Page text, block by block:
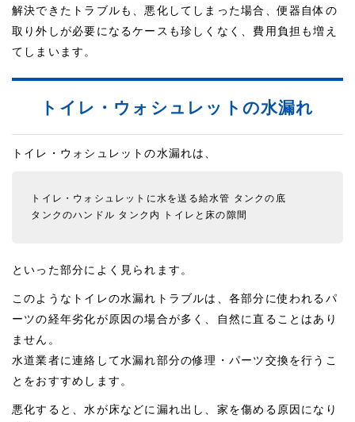
解決できたトラブルも、悪化してしまった場合、便器自体の
取り外しが必要になるケースも珍しくなく、費用負担も増え
てしまいます。
トイレ・ウォシュレットの水漏れ
トイレ・ウォシュレットの水漏れは、
トイレ・ウォシュレットに水を送る給水管 タンクの底
タンクのハンドル タンク内 トイレと床の隙間
といった部分によく見られます。
このようなトイレの水漏れトラブルは、各部分に使われるパ
ーツの経年劣化が原因の場合が多く、自然に直ることはあり
ません。
水道業者に連絡して水漏れ部分の修理・パーツ交換を行うこ
とをおすすめします。
悪化すると、水が床などに漏れ出し、家を傷める原因になり